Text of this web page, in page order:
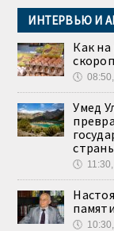
ИНТЕРВЬЮ И
Как
🕔
Умед
🕔
🕔